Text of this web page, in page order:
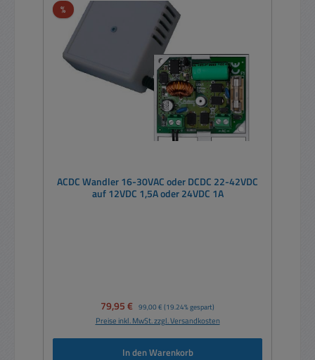
%Rabatt
ACDC Wandler 16-30VAC oder DCDC 22-42VDC
auf 12VDC 1,5A oder 24VDC 1A
Verkaufspreis:
79,95 € Regulärer Preis:
99,00 € (19.24% gespart)
Preise inkl. MwSt. zzgl. Versandkosten
In den Warenkorb